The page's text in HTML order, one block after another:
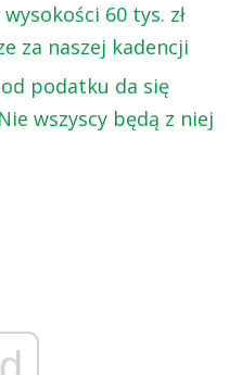
60 tys. zł
za naszej kadencji
podatku da się
wszyscy będą z niej